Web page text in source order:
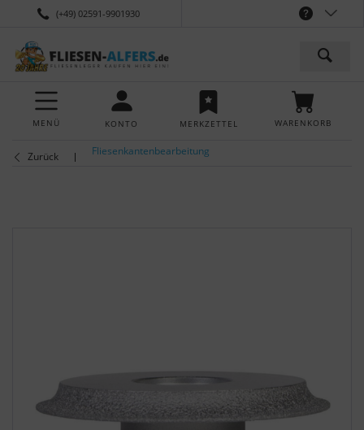
(+49) 02591-9901930
MENÜ KONTO MERKZETTEL WARENKORB
Zurück Fliesenkantenbearbeitung